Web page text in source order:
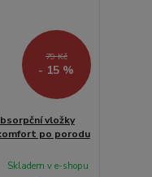
79 Kč
- 15 %
vložky
po porodu
Skladem v e-shopu